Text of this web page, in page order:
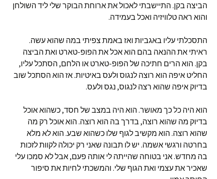
הביצה בקן. התיישבתי לאכול את ארוחת הבוקר שלי ליד השולחן
והוא ראה טלוויזיה ואכל בעמידה.
התסכלתי עליו באגביות ואז באמת צפיתי במה שהוא עשה.
ראיתי את ההנאה בהם הוא אכל את הפופ-טארט ואת הביצה
בקן. הוא הרים חתיכה של הפופ-טארט או הלחם, הסתכל עליו,
החליט איפה הוא רוצה לנגוס ולעס באיטיות. אז הוא הסתכל שוב
בדיוק איפה שהוא רצה לנגוס, נגס ולעס.
הוא היה כל כך מאושר. הוא היה במצב של חסד, כשהוא אוכל
בדיוק מה שהוא רוצה, בדרך בה הוא רוצה. הוא אוכל רק מה
שהוא רוצה. הוא מקשיב לגוף שלו כשהוא שבע. הוא לא מלא
בחרטה ורגשי אשמה. יש לו תבונה שאני רק יכולה לקוות לזכות
בה מחדש. אני בטוחה שהייתה לי אותה פעם, אבל לא סמכו עלי
שאכיר את עצמי ואת הגוף שלי. והמשכתי לחיות את סיפור